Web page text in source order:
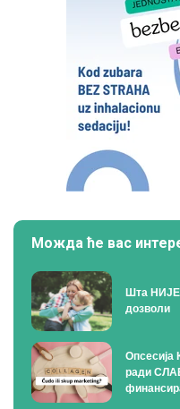
Можда ће вас
Шта
дозволи
ради